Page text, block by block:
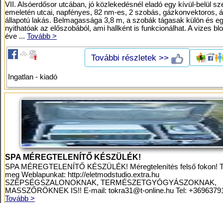
VII. Alsóerdősor utcában, jó közlekedésnél eladó egy kívül-belül
emeletén utcai, napfényes, 82 nm-es, 2 szobás, gázkonvektoros,
állapotú lakás. Belmagassága 3,8 m, a szobák tágasak külön és
nyithatóak az előszobából, ami hallként is funkcionálhat. A vizes
éve ... Tovább >
További részletek >>
Ingatlan - kiadó
SPA MÉREGTELENÍTŐ KÉSZÜLÉK!
SPA MÉREGTELENÍTŐ KÉSZÜLÉK! Méregtelenítés felső fokon!
meg Weblapunkat: http://eletmodstudio.extra.hu
SZÉPSÉGSZALONOKNAK, TERMÉSZETGYÓGYÁSZOKNAK,
MASSZŐRÖKNEK IS!! E-mail: tokra31@t-online.hu Tel:
Tovább >